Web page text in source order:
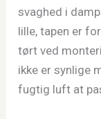
svaghed i
lille, tapen er
tørt ved
ikke er synlige
fugtig luft at